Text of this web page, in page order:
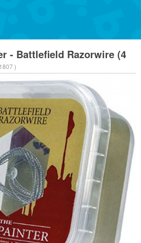
- Battlefield Razorwire (4
)